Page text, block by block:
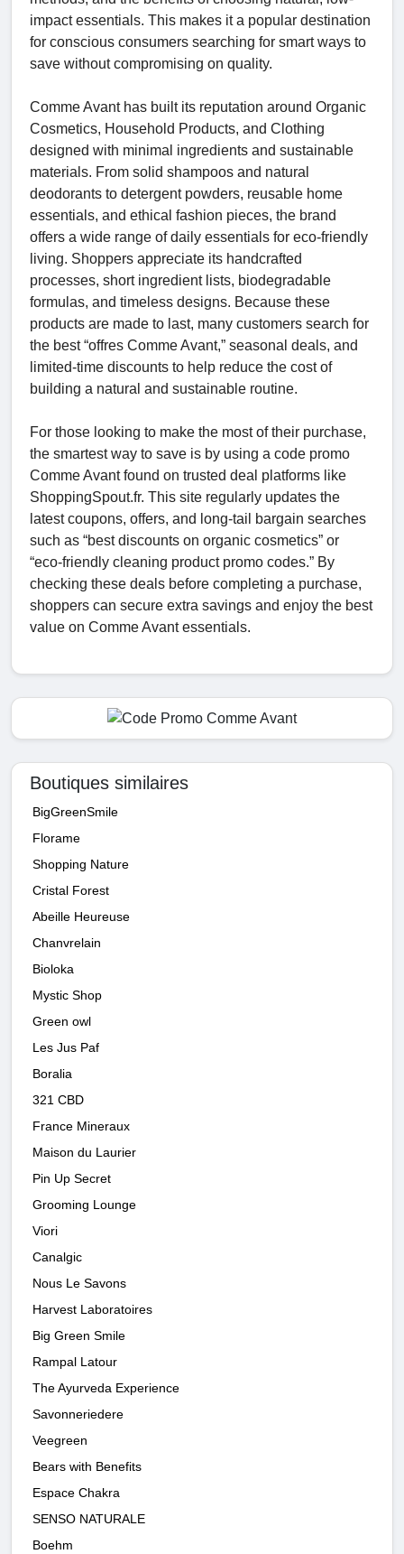
impact essentials. This makes it a popular destination
for conscious consumers searching for smart ways to
save without compromising on quality.
Comme Avant has built its reputation around Organic
Cosmetics, Household Products, and Clothing
designed with minimal ingredients and sustainable
materials. From solid shampoos and natural
deodorants to detergent powders, reusable home
essentials, and ethical fashion pieces, the brand
offers a wide range of daily essentials for eco-friendly
living. Shoppers appreciate its handcrafted
processes, short ingredient lists, biodegradable
formulas, and timeless designs. Because these
products are made to last, many customers search for
the best “offres Comme Avant,” seasonal deals, and
limited-time discounts to help reduce the cost of
building a natural and sustainable routine.
For those looking to make the most of their purchase,
the smartest way to save is by using a code promo
Comme Avant found on trusted deal platforms like
ShoppingSpout.fr. This site regularly updates the
latest coupons, offers, and long-tail bargain searches
such as “best discounts on organic cosmetics” or
“eco-friendly cleaning product promo codes.” By
checking these deals before completing a purchase,
shoppers can secure extra savings and enjoy the best
value on Comme Avant essentials.
Boutiques similaires
BigGreenSmile
Florame
Shopping Nature
Cristal Forest
Abeille Heureuse
Chanvrelain
Bioloka
Mystic Shop
Green owl
Les Jus Paf
Boralia
321 CBD
France Mineraux
Maison du Laurier
Pin Up Secret
Grooming Lounge
Viori
Canalgic
Nous Le Savons
Harvest Laboratoires
Big Green Smile
Rampal Latour
The Ayurveda Experience
Savonneriedere
Veegreen
Bears with Benefits
Espace Chakra
SENSO NATURALE
Boehm